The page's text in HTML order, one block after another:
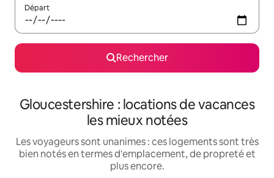
Départ
Rechercher
Gloucestershire : locations de vacances
les mieux notées
Les voyageurs sont unanimes : ces logements sont très
bien notés en termes d'emplacement, de propreté et
plus encore.